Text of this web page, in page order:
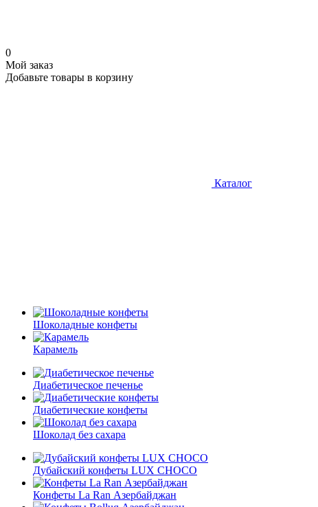
0
Мой заказ
Добавьте товары в корзину
Каталог
Шоколадные конфеты
Карамель
Диабетическое печенье
Диабетические конфеты
Шоколад без сахара
Дубайский конфеты LUX CHOCO
Конфеты La Ran Азербайджан